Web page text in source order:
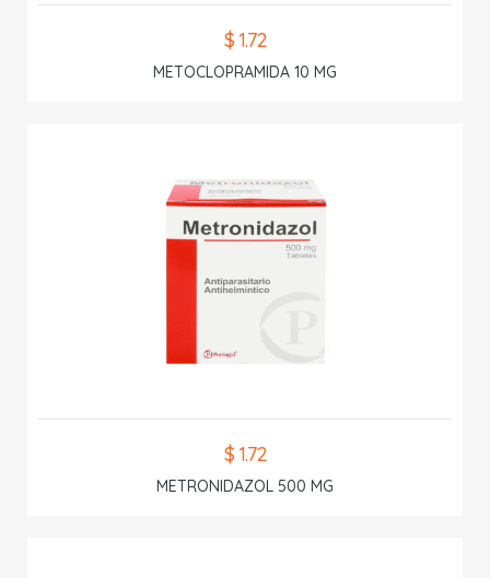
$ 1.72
METOCLOPRAMIDA 10 MG
$ 1.72
METRONIDAZOL 500 MG